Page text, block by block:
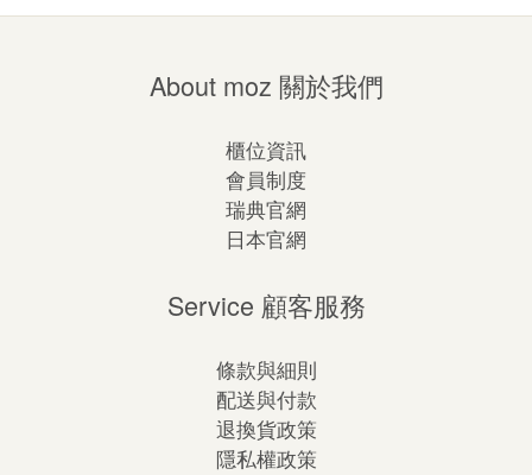
About moz 關於我們
櫃位資訊
會員制度
瑞典官網
日本官網
Service 顧客服務
條款與細則
配送與付款
退換貨政策
隱私權政策